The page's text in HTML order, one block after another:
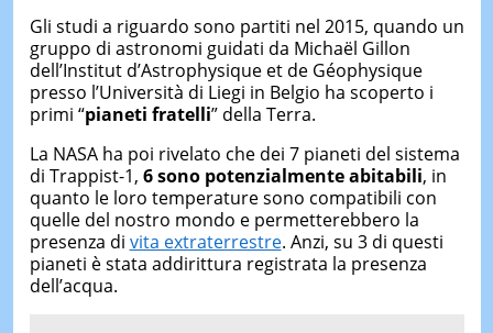
Gli studi a riguardo sono partiti nel 2015, quando un
gruppo di astronomi guidati da Michaël Gillon
dell’Institut d’Astrophysique et de Géophysique
presso l’Università di Liegi in Belgio ha scoperto i
primi “pianeti fratelli” della Terra.
La NASA ha poi rivelato che dei 7 pianeti del sistema
di Trappist-1, 6sono potenzialmente abitabili, in
quanto le loro temperature sono compatibili con
quelle del nostro mondo e permetterebbero la
presenza di vita extraterrestre. Anzi, su 3 di questi
pianeti è stata addirittura registrata la presenza
dell’acqua.